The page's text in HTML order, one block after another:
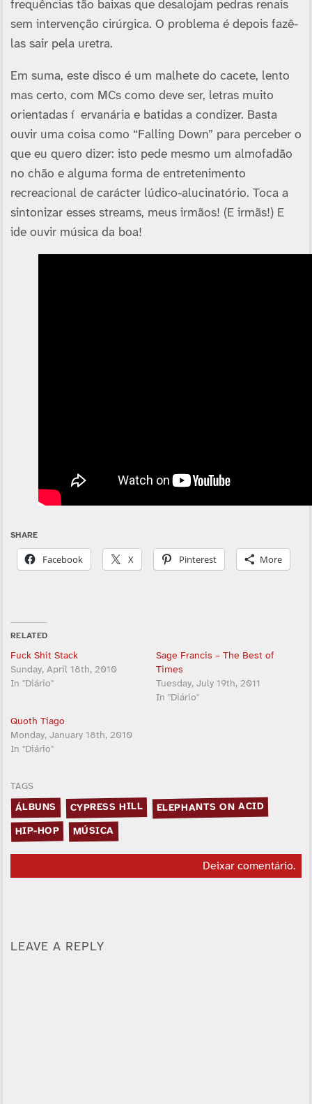
frequências tão baixas que desalojam pedras renais
sem intervenção cirúrgica. O problema é depois fazê-
las sair pela uretra.
Em suma, este disco é um malhete do cacete, lento
mas certo, com MCs como deve ser, letras muito
orientadas í ervanária e batidas a condizer. Basta
ouvir uma coisa como “Falling Down” para perceber o
que eu quero dizer: isto pede mesmo um almofadão
no chão e alguma forma de entretenimento
recreacional de carácter lúdico-alucinatório. Toca a
sintonizar esses streams, meus irmãos! (E irmãs!) E
ide ouvir música da boa!
SHARE
Facebook X Pinterest More
RELATED
Fuck Shit Stack
Sunday, April 18th, 2010
In "Diário"
Sage Francis – The Best of
Times
Tuesday, July 19th, 2011
In "Diário"
Quoth Tiago
Monday, January 18th, 2010
In "Diário"
TAGS
ÁLBUNS CYPRESS HILL ELEPHANTS ON ACID
HIP-HOP MÚSICA
Deixar comentário.
LEAVE A REPLY